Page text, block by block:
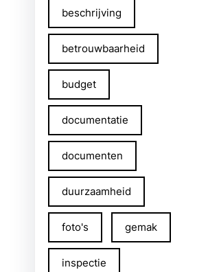
beschrijving
betrouwbaarheid
budget
documentatie
documenten
duurzaamheid
foto's gemak
inspectie